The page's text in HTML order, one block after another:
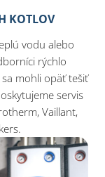
KOTLOV
vodu alebo
rýchlo
mohli opäť tešiť
servis
Vaillant,